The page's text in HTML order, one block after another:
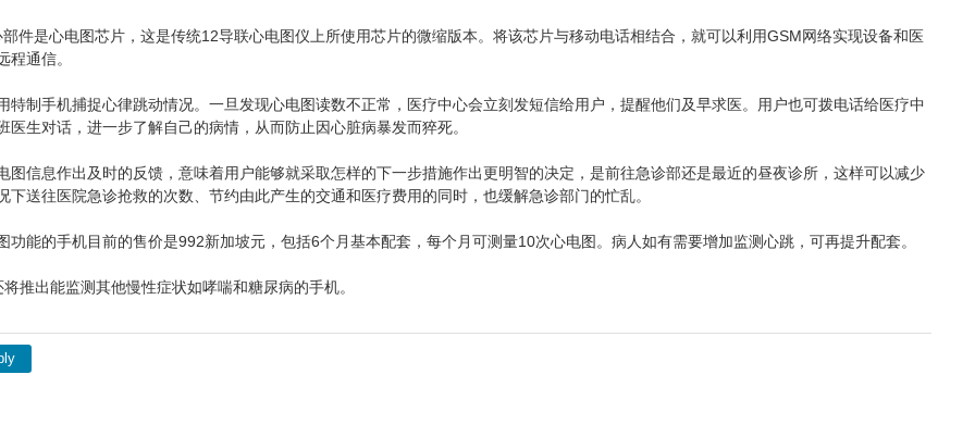
件是心电图芯片，这是传统12导联心电图仪上所使用芯片的微缩版本。将该芯片与移动电话相结合，就可以利用GSM网络实现设备和医
程通信。
特制手机捕捉心律跳动情况。一旦发现心电图读数不正常，医疗中心会立刻发短信给用户，提醒他们及早求医。用户也可拨电话给医疗中
医生对话，进一步了解自己的病情，从而防止因心脏病暴发而猝死。
图信息作出及时的反馈，意味着用户能够就采取怎样的下一步措施作出更明智的决定，是前往急诊部还是最近的昼夜诊所，这样可以减少
下送往医院急诊抢救的次数、节约由此产生的交通和医疗费用的同时，也缓解急诊部门的忙乱。
功能的手机目前的售价是992新加坡元，包括6个月基本配套，每个月可测量10次心电图。病人如有需要增加监测心跳，可再提升配套。
推出能监测其他慢性症状如哮喘和糖尿病的手机。